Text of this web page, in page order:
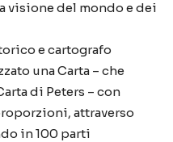
visione del mondo e dei
e cartografo
una Carta – che
di Peters – con
attraverso
in 100 parti